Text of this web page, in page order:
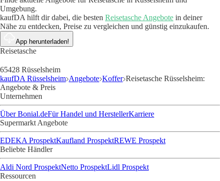
Umgebung.
kaufDA hilft dir dabei, die besten Reisetasche Angebote in deiner
Nähe zu entdecken, Preise zu vergleichen und günstig einzukaufen.
App herunterladen!
Reisetasche
65428 Rüsselsheim
kaufDA Rüsselsheim Angebote Koffer Reisetasche Rüsselsheim:
Angebote & Preis
Unternehmen
Über Bonial.deFür Handel und HerstellerKarriere
Supermarkt Angebote
EDEKA ProspektKaufland ProspektREWE Prospekt
Beliebte Händler
Aldi Nord ProspektNetto ProspektLidl Prospekt
Ressourcen